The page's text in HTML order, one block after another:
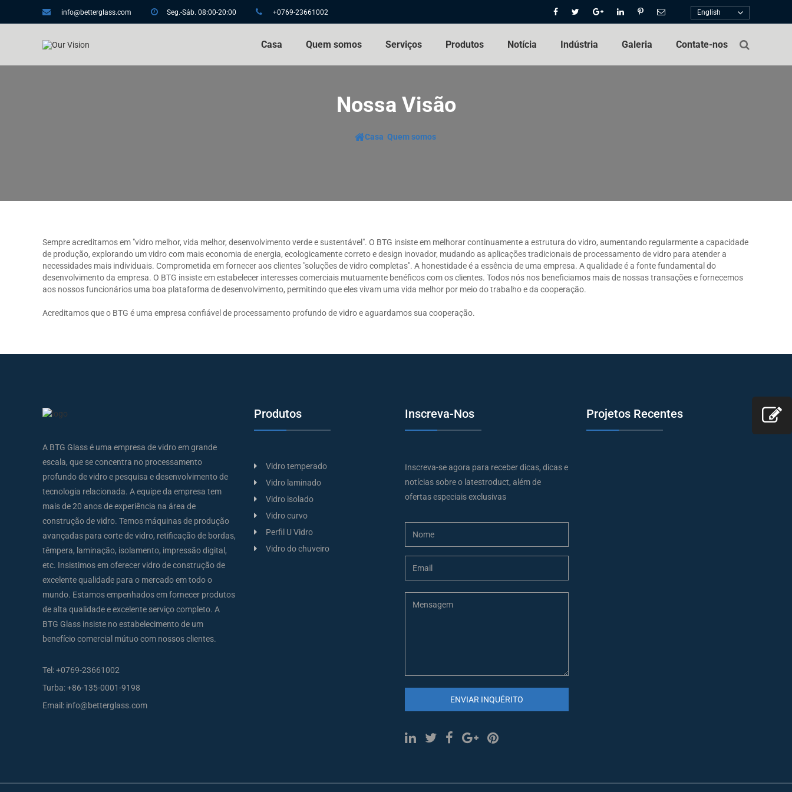
info@betterglass.com Seg.-Sáb. 08:00-20:00 +0769-23661002 English
Casa Quem somos Serviços Produtos Notícia Indústria Galeria Contate-nos
Nossa Visão
Casa Quem somos
Sempre acreditamos em "vidro melhor, vida melhor, desenvolvimento verde e sustentável". O BTG insiste em melhorar continuamente a estrutura do vidro, aumentando regularmente a capacidade
de produção, explorando um vidro com mais economia de energia, ecologicamente correto e design inovador, mudando as aplicações tradicionais de processamento de vidro para atender a
necessidades mais individuais. Comprometida em fornecer aos clientes "soluções de vidro completas". A honestidade é a essência de uma empresa. A qualidade é a fonte fundamental do
desenvolvimento da empresa. O BTG insiste em estabelecer interesses comerciais mutuamente benéficos com os clientes. Todos nós nos beneficiamos mais de nossas transações e fornecemos
aos nossos funcionários uma boa plataforma de desenvolvimento, permitindo que eles vivam uma vida melhor por meio do trabalho e da cooperação.
Acreditamos que o BTG é uma empresa confiável de processamento profundo de vidro e aguardamos sua cooperação.
A BTG Glass é uma empresa de vidro em grande
escala, que se concentra no processamento
profundo de vidro e pesquisa e desenvolvimento de
tecnologia relacionada. A equipe da empresa tem
mais de 20 anos de experiência na área de
construção de vidro. Temos máquinas de produção
avançadas para corte de vidro, retificação de bordas,
têmpera, laminação, isolamento, impressão digital,
etc. Insistimos em oferecer vidro de construção de
excelente qualidade para o mercado em todo o
mundo. Estamos empenhados em fornecer produtos
de alta qualidade e excelente serviço completo. A
BTG Glass insiste no estabelecimento de um
benefício comercial mútuo com nossos clientes.
Tel:+0769-23661002
Turba:+86-135-0001-9198
Email: info@betterglass.com
Produtos
Vidro temperado
Vidro laminado
Vidro isolado
Vidro curvo
Perfil U Vidro
Vidro do chuveiro
Inscreva-Nos
Inscreva-se agora para receber dicas, dicas e
notícias sobre o latestroduct, além de
ofertas especiais exclusivas
ENVIAR INQUÉRITO
Projetos Recentes